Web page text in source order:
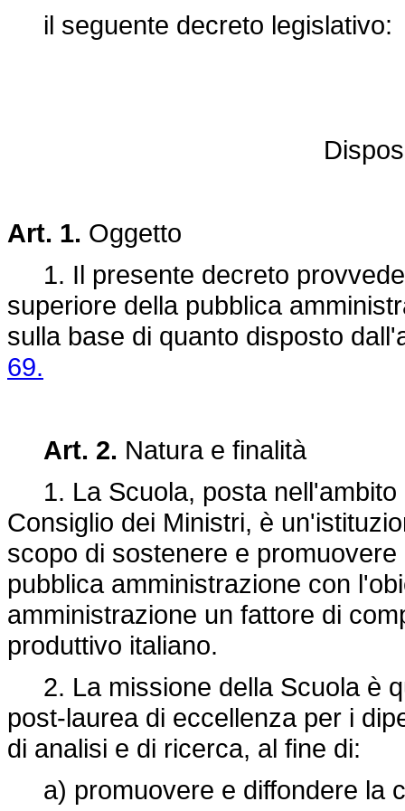
il seguente decreto legislativo:
Art. 1. Oggetto
1. Il presente decreto provvede
superiore della pubblica
sulla base di quanto disposto
69.
Art. 2. Natura e finalità
1. La Scuola, posta nell'ambito
Consiglio dei Ministri, è
scopo di sostenere e
pubblica amministrazione con
amministrazione un fattore di
produttivo italiano.
2. La missione della Scuola è
post-laurea di eccellenza per i
di analisi e di ricerca, al fine di:
a) promuovere e diffondere la